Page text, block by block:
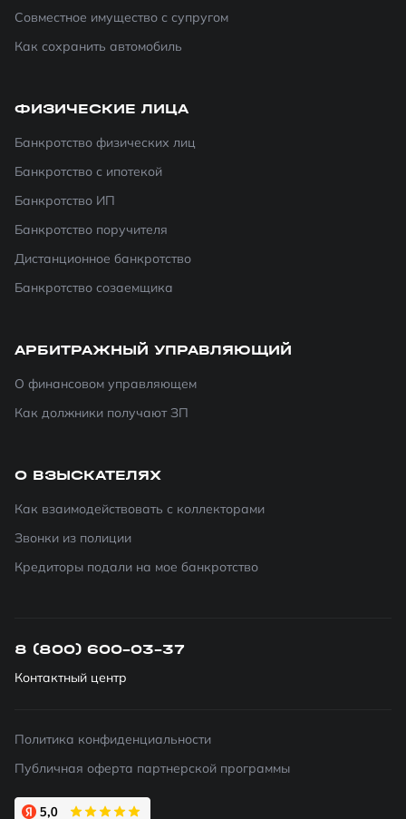
Совместное имущество с супругом
Как сохранить автомобиль
ФИЗИЧЕСКИЕ ЛИЦА
Банкротство физических лиц
Банкротство с ипотекой
Банкротство ИП
Банкротство поручителя
Дистанционное банкротство
Банкротство созаемщика
АРБИТРАЖНЫЙ УПРАВЛЯЮЩИЙ
О финансовом управляющем
Как должники получают ЗП
О ВЗЫСКАТЕЛЯХ
Как взаимодействовать с коллекторами
Звонки из полиции
Кредиторы подали на мое банкротство
8 (800) 600-03-37
Контактный центр
Политика конфиденциальности
Публичная оферта партнерской программы